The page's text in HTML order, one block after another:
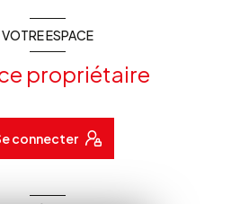
VOTRE ESPACE
propriétaire
connecter